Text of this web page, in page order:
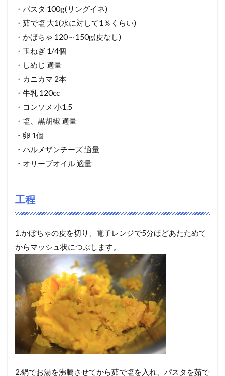
・パスタ 100g(リングイネ)
・茹で塩 大1(水に対して1％くらい)
・かぼちゃ 120～150g(皮なし)
・玉ねぎ 1/4個
・しめじ 適量
・カニカマ 2本
・牛乳 120cc
・コンソメ 小1.5
・塩、黒胡椒 適量
・卵 1個
・パルメザンチーズ 適量
・オリーブオイル 適量
工程
1.かぼちゃの皮を切り、電子レンジで5分ほどあたためて
からマッシュ状につぶします。
2.鍋でお湯を沸騰させてから茹で塩を入れ、パスタを茹で